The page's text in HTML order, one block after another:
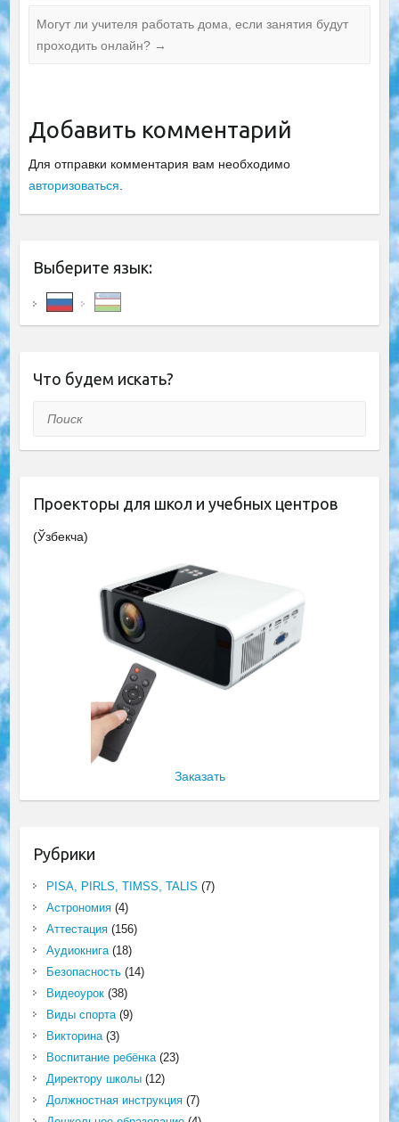
Могут ли учителя работать дома, если занятия будут
проходить онлайн? →
Добавить комментарий
Для отправки комментария вам необходимо
авторизоваться.
Выберите язык:
Что будем искать?
Поиск
Проекторы для школ и учебных центров
(Ўзбекча)
Заказать
Рубрики
PISA, PIRLS, TIMSS, TALIS (7)
Астрономия(4)
Аттестация(156)
Аудиокнига(18)
Безопасность(14)
Видеоурок(38)
Виды спорта(9)
Викторина(3)
Воспитание ребёнка(23)
Директору школы(12)
Должностная инструкция(7)